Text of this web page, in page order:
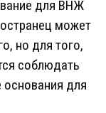
для ВНЖ
может
но для того,
соблюдать
для